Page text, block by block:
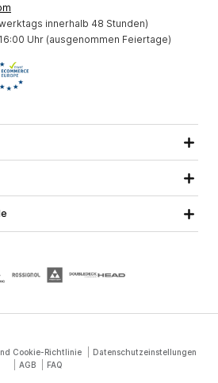
innerhalb 48 Stunden)
Uhr (ausgenommen Feiertage)
Cookie-Richtlinie
Datenschutzeinstellungen
AGB
FAQ